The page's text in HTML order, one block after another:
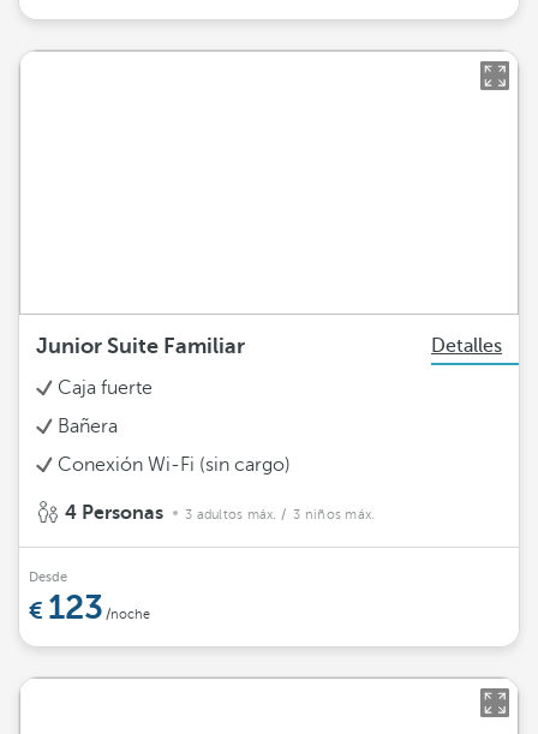
Junior Suite Familiar
Detalles
Caja fuerte
Bañera
Conexión Wi-Fi (sin cargo)
4 Personas 3 adultos máx. / 3 niños máx.
Desde
123 /noche